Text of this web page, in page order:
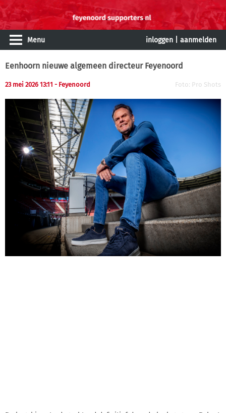
Menu inloggen aanmelden
Eenhoorn nieuwe algemeen directeur Feyenoord
23 mei 2026 13:11 - Feyenoord Foto: Pro Shots